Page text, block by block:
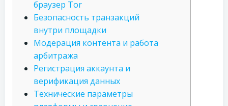
браузер Tor
Безопасность транзакций
внутри площадки
Модерация контента и работа
арбитража
Регистрация аккаунта и
верификация данных
Технические параметры